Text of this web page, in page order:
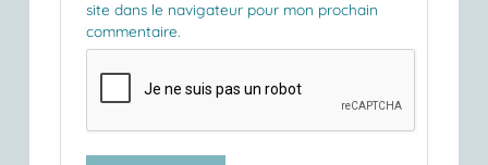
site dans le navigateur pour mon prochain
commentaire.